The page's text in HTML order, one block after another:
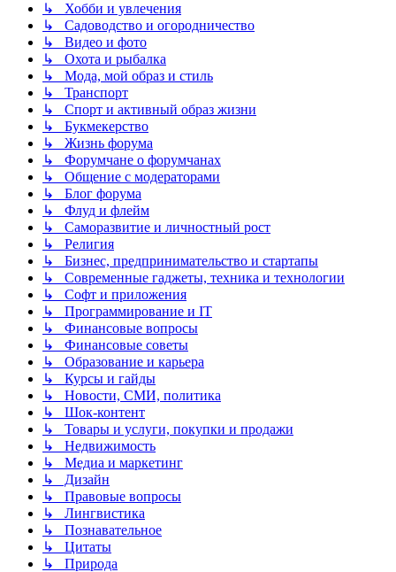
↳ Хобби и увлечения
↳ Садоводство и огородничество
↳ Видео и фото
↳ Охота и рыбалка
↳ Мода, мой образ и стиль
↳ Транспорт
↳ Спорт и активный образ жизни
↳ Букмекерство
↳ Жизнь форума
↳ Форумчане о форумчанах
↳ Общение с модераторами
↳ Блог форума
↳ Флуд и флейм
↳ Саморазвитие и личностный рост
↳ Религия
↳ Бизнес, предпринимательство и стартапы
↳ Современные гаджеты, техника и технологии
↳ Софт и приложения
↳ Программирование и IT
↳ Финансовые вопросы
↳ Финансовые советы
↳ Образование и карьера
↳ Курсы и гайды
↳ Новости, СМИ, политика
↳ Шок-контент
↳ Товары и услуги, покупки и продажи
↳ Недвижимость
↳ Медиа и маркетинг
↳ Дизайн
↳ Правовые вопросы
↳ Лингвистика
↳ Познавательное
↳ Цитаты
↳ Природа